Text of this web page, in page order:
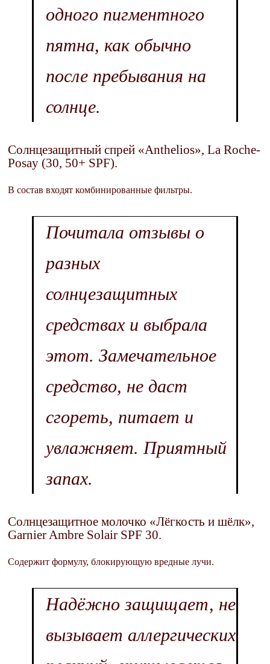
одного пигментного
пятна, как обычно
после пребывания на
солнце.
Солнцезащитный спрей «Anthelios», La Roche-
Posay (30, 50+ SPF).
В состав входят комбинированные фильтры.
Почитала отзывы о
разных
солнцезащитных
средствах и выбрала
этот. Замечательное
средство, не даст
сгореть, питает и
увлажняет. Приятный
запах.
Солнцезащитное молочко «Лёгкость и шёлк»,
Garnier Ambre Solair SPF 30.
Содержит формулу, блокирующую вредные лучи.
Надёжно защищает, не
вызывает аллергических